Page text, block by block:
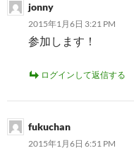
ョ jonny
2015年1月6日 3:21 PM
参加します！
ログインして返信する
fukuchan
2015年1月6日 6:51 PM